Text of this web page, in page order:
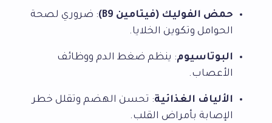
حمض الفوليك (فيتامين B9)
: ضروري لصحة
الحوامل وتكوين الخلايا.
البوتاسيوم: ينظم ضغط الدم ووظائف
الأعصاب.
الألياف الغذائية: تحسن الهضم وتقلل خطر
الإصابة بأمراض القلب.